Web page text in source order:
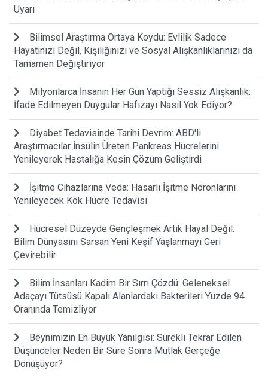
Uyarı
Bilimsel Araştırma Ortaya Koydu: Evlilik Sadece
Hayatınızı Değil, Kişiliğinizi ve Sosyal Alışkanlıklarınızı da
Tamamen Değiştiriyor
Milyonlarca İnsanın Her Gün Yaptığı Sessiz Alışkanlık:
İfade Edilmeyen Duygular Hafızayı Nasıl Yok Ediyor?
Diyabet Tedavisinde Tarihi Devrim: ABD'li
Araştırmacılar İnsülin Üreten Pankreas Hücrelerini
Yenileyerek Hastalığa Kesin Çözüm Geliştirdi
İşitme Cihazlarına Veda: Hasarlı İşitme Nöronlarını
Yenileyecek Kök Hücre Tedavisi
Hücresel Düzeyde Gençleşmek Artık Hayal Değil:
Bilim Dünyasını Sarsan Yeni Keşif Yaşlanmayı Geri
Çevirebilir
Bilim İnsanları Kadim Bir Sırrı Çözdü: Geleneksel
Adaçayı Tütsüsü Kapalı Alanlardaki Bakterileri Yüzde 94
Oranında Temizliyor
Beynimizin En Büyük Yanılgısı: Sürekli Tekrar Edilen
Düşünceler Neden Bir Süre Sonra Mutlak Gerçeğe
Dönüşüyor?